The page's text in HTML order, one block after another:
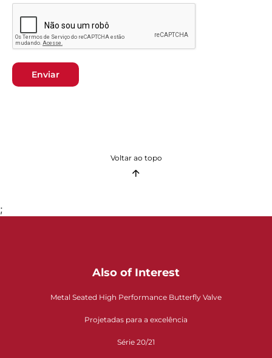
Enviar
Voltar ao topo
;
Also of Interest
Metal Seated High Performance Butterfly Valve
Projetadas para a excelência
Série 20/21